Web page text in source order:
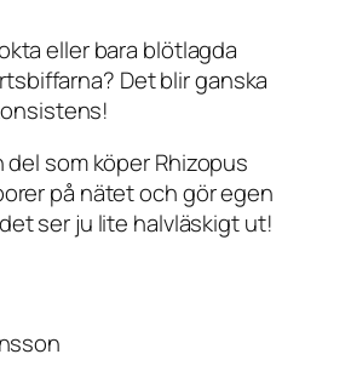
eller bara blötlagda
Det blir ganska
som köper Rhizopus
på nätet och gör egen
ser ju lite halvläskigt ut!